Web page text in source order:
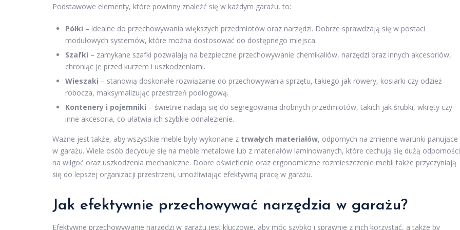
Podstawowe elementy, które powinny znaleźć się w każdym garażu, to:
Półki – idealne do przechowywania większych przedmiotów oraz narzędzi. Dobrze sprawdzają się w postaci
modułowych systemów, które można dostosować do dostępnego miejsca.
Szafki – zamykane szafki pozwalają na bezpieczne przechowywanie chemikaliów, narzędzi oraz innych akcesoriów,
chroniąc je przed kurzem i uszkodzeniami.
Wieszaki – stanowią doskonałe rozwiązanie do przechowywania sprzętu, takiego jak rowery, kosiarki czy odzież
robocza, maksymalizując przestrzeń podłogową.
Kontenery i pojemniki – świetnie nadają się do segregowania drobnych przedmiotów, takich jak śrubki, wkręty czy
inne akcesoria, co ułatwia ich szybkie odnalezienie.
Ważne jest także, aby wszystkie meble były wykonane z trwałych materiałów, odpornych na zmienne warunki panujące
w garażu. Wiele osób decyduje się na meble metalowe lub z materiałów laminowanych, które cechują się dużą
na wilgoć oraz uszkodzenia mechaniczne. Dobre oświetlenie oraz ergonomiczne rozmieszczenie mebli także przyczyniają
się do lepszej organizacji przestrzeni, umożliwiając efektywną pracę w garażu.
Jak efektywnie przechowywać narzędzia w garażu?
Efektywne przechowywanie narzędzi w garażu jest kluczowe, aby móc szybko i sprawnie z nich korzystać, a także by